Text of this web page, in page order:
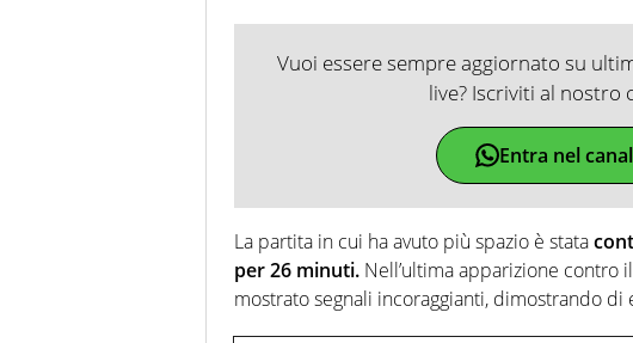
Vuoi essere sempre aggiornato su
live? Iscriviti al nostro
Entra nel
La partita in cui ha avuto più spazio è stata
per 26 minuti. Nell’ultima apparizione contro il
mostrato segnali incoraggianti, dimostrando